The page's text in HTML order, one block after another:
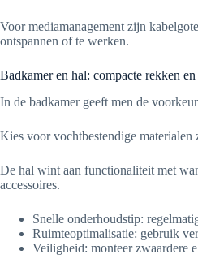
Voor mediamanagement zijn
ontspannen of te werken.
Badkamer en hal: compacte rekken
In de badkamer geeft men de
Kies voor vochtbestendige
De hal wint aan functionaliteit met
accessoires.
Snelle onderhoudstip:
Ruimteoptimalisatie: gebruik
Veiligheid: monteer zwaardere